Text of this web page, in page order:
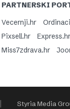
PARTNERSKI
Vecernji.hr
Pixsell.hr
Express.hr
Miss7zdrava.hr
Styria Media